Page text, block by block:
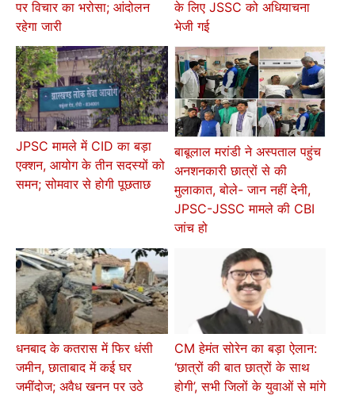
पर विचार का भरोसा; आंदोलन
रहेगा जारी
के लिए JSSC को अधियाचना
भेजी गई
JPSC मामले में CID का बड़ा
एक्शन, आयोग के तीन सदस्यों को
समन; सोमवार से होगी पूछताछ
बाबूलाल मरांडी ने अस्पताल पहुंच
अनशनकारी छात्रों से की
मुलाकात, बोले- जान नहीं देनी,
JPSC-JSSC मामले की CBI
जांच हो
धनबाद के कतरास में फिर धंसी
जमीन, छाताबाद में कई घर
जमींदोज; अवैध खनन पर उठे
CM हेमंत सोरेन का बड़ा ऐलान:
‘छात्रों की बात छात्रों के साथ
होगी’, सभी जिलों के युवाओं से मांगे